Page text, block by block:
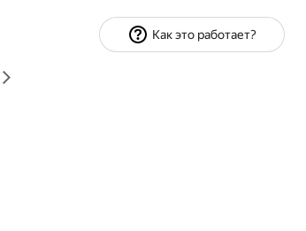
Экономика и финансы
Как это работает?